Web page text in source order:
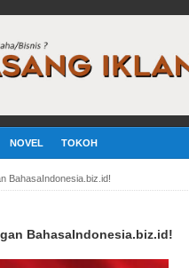
NOVEL TOKOH
BahasaIndonesia.biz.id!
BahasaIndonesia.biz.id!